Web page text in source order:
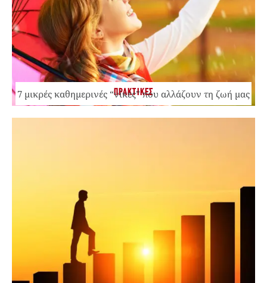
ΠΡΑΚΤΙΚΕΣ
7 μικρές καθημερινές “νίκες” που αλλάζουν τη ζωή μας